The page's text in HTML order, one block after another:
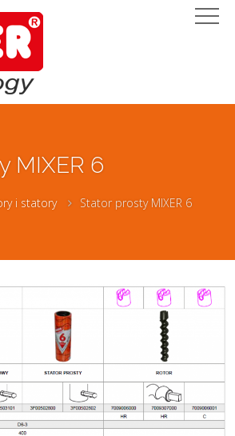
MIXER 6
i statory Stator prosty MIXER 6